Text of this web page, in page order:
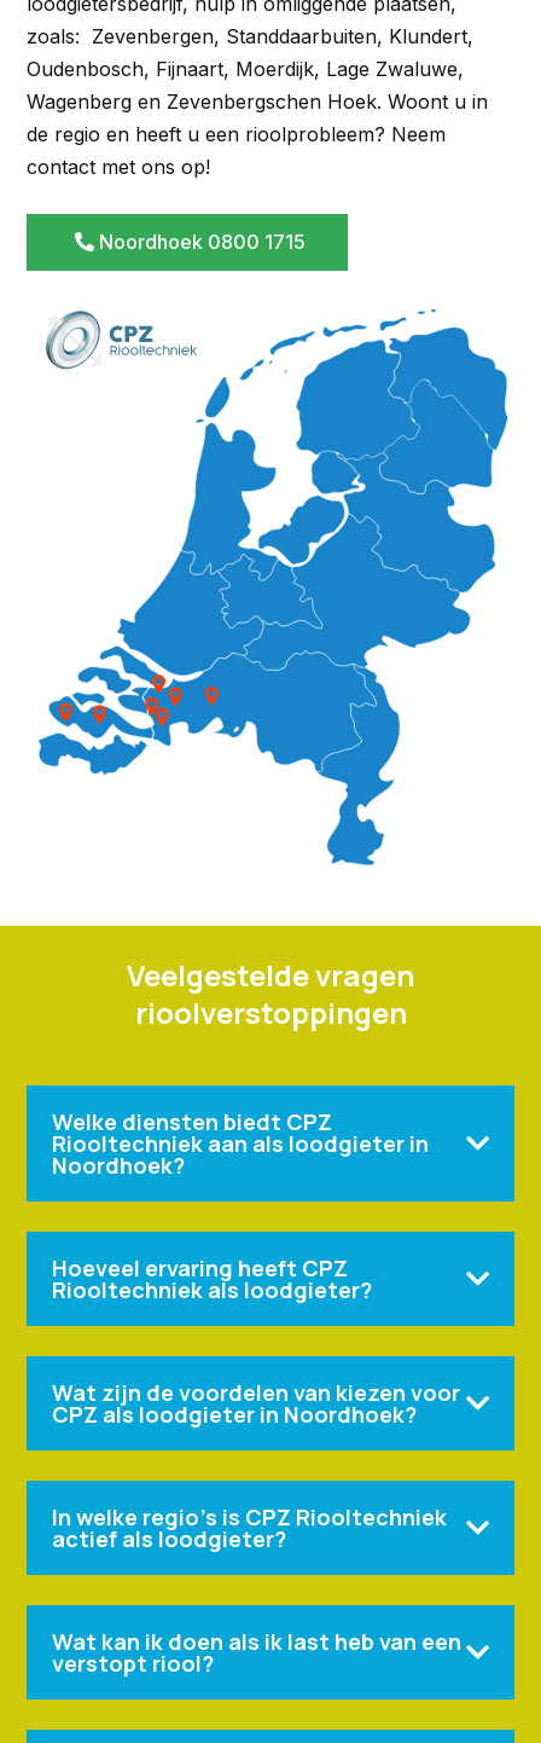
zoals: Zevenbergen, Standdaarbuiten, Klundert,
Oudenbosch, Fijnaart, Moerdijk, Lage Zwaluwe,
Wagenberg en Zevenbergschen Hoek. Woont u in
de regio en heeft u een rioolprobleem? Neem
contact met ons op!
Noordhoek 0800 1715
Veelgestelde vragen
rioolverstoppingen
Welke diensten biedt CPZ
Riooltechniek aan als loodgieter in
Noordhoek?

Hoeveel ervaring heeft CPZ
Riooltechniek als loodgieter? 
Wat zijn de voordelen van kiezen voor
CPZ als loodgieter in Noordhoek? 
In welke regio’s is CPZ Riooltechniek
actief als loodgieter? 
Wat kan ik doen als ik last heb van een
verstopt riool? 